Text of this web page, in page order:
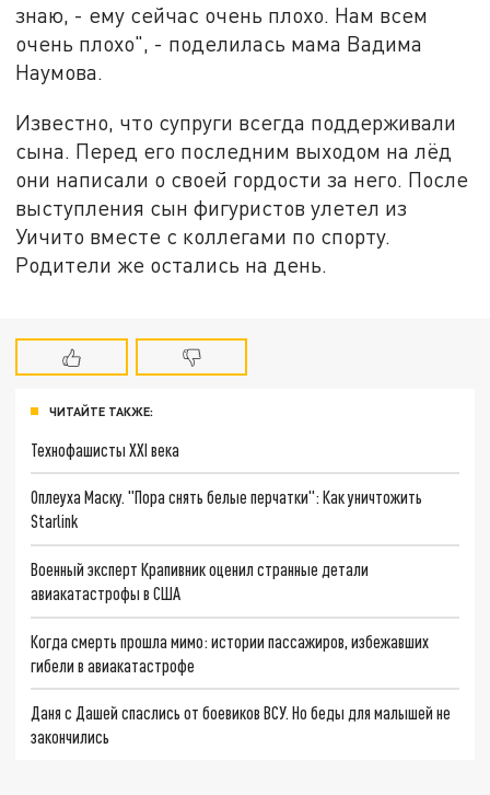
знаю, - ему сейчас очень плохо. Нам всем
очень плохо", - поделилась мама Вадима
Наумова.
Известно, что супруги всегда поддерживали
сына. Перед его последним выходом на лёд
они написали о своей гордости за него. После
выступления сын фигуристов улетел из
Уичито вместе с коллегами по спорту.
Родители же остались на день.
ЧИТАЙТЕ ТАКЖЕ:
Технофашисты XXI века
Оплеуха Маску. "Пора снять белые перчатки": Как уничтожить
Starlink
Военный эксперт Крапивник оценил странные детали
авиакатастрофы в США
Когда смерть прошла мимо: истории пассажиров, избежавших
гибели в авиакатастрофе
Даня с Дашей спаслись от боевиков ВСУ. Но беды для малышей не
закончились